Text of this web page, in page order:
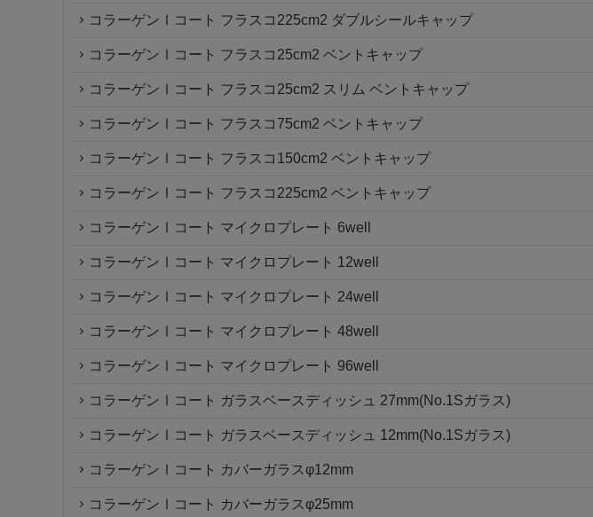
コラーゲンⅠコート フラスコ225cm2 ダブルシールキャップ
コラーゲンⅠコート フラスコ25cm2 ベントキャップ
コラーゲンⅠコート フラスコ25cm2 スリム ベントキャップ
コラーゲンⅠコート フラスコ75cm2 ベントキャップ
コラーゲンⅠコート フラスコ150cm2 ベントキャップ
コラーゲンⅠコート フラスコ225cm2 ベントキャップ
コラーゲンⅠコート マイクロプレート 6well
コラーゲンⅠコート マイクロプレート 12well
コラーゲンⅠコート マイクロプレート 24well
コラーゲンⅠコート マイクロプレート 48well
コラーゲンⅠコート マイクロプレート 96well
コラーゲンⅠコート ガラスベースディッシュ 27mm(No.1Sガラス)
コラーゲンⅠコート ガラスベースディッシュ 12mm(No.1Sガラス)
コラーゲンⅠコート カバーガラスφ12mm
コラーゲンⅠコート カバーガラスφ25mm